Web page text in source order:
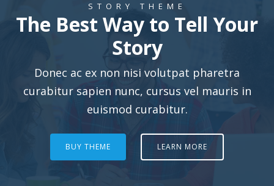
STORY THEME
The Best Way to Tell Your
Story
Donec ac ex non nisi volutpat pharetra
curabitur sapien nunc, cursus vel mauris in
euismod curabitur.
BUY THEME LEARN MORE